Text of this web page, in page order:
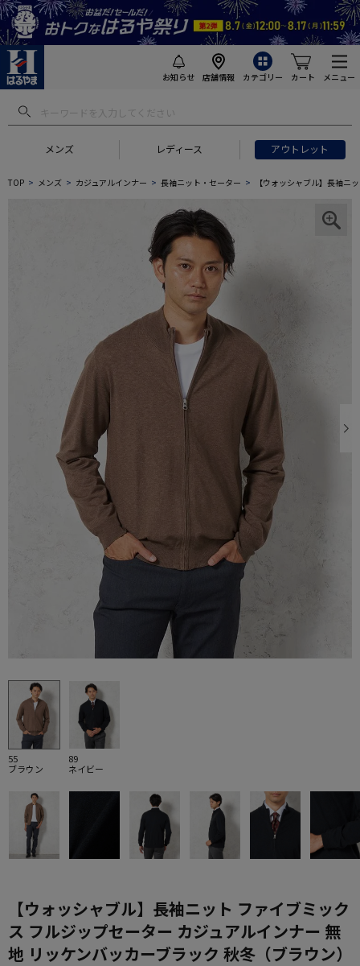
お知らせ 店舗情報 カテゴリー カート メニュー
メンズ レディース アウトレット
TOP メンズ カジュアルインナー 長袖ニット・セーター 【ウォッシャブル】長袖ニ
55
ブラウン
89
ネイビー
【ウォッシャブル】長袖ニット ファイブミック
ス フルジップセーター カジュアルインナー 無
地 リッケンバッカーブラック 秋冬（ブラウン）